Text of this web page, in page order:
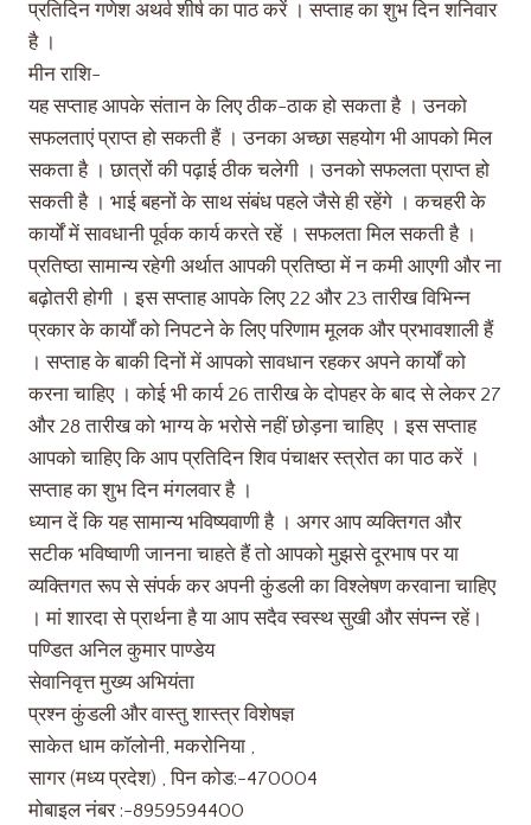
प्रतिदिन गणेश अथर्व शीर्ष का पाठ करें । सप्ताह का शुभ दिन शनिवार
है ।
मीन राशि-
यह सप्ताह आपके संतान के लिए ठीक-ठाक हो सकता है । उनको
सफलताएं प्राप्त हो सकती हैं । उनका अच्छा सहयोग भी आपको मिल
सकता है । छात्रों की पढ़ाई ठीक चलेगी । उनको सफलता प्राप्त हो
सकती है । भाई बहनों के साथ संबंध पहले जैसे ही रहेंगे । कचहरी के
कार्यों में सावधानी पूर्वक कार्य करते रहें । सफलता मिल सकती है ।
प्रतिष्ठा सामान्य रहेगी अर्थात आपकी प्रतिष्ठा में न कमी आएगी और ना
बढ़ोतरी होगी । इस सप्ताह आपके लिए 22 और 23 तारीख विभिन्न
प्रकार के कार्यों को निपटने के लिए परिणाम मूलक और प्रभावशाली हैं
। सप्ताह के बाकी दिनों में आपको सावधान रहकर अपने कार्यों को
करना चाहिए । कोई भी कार्य 26 तारीख के दोपहर के बाद से लेकर 27
और 28 तारीख को भाग्य के भरोसे नहीं छोड़ना चाहिए । इस सप्ताह
आपको चाहिए कि आप प्रतिदिन शिव पंचाक्षर स्त्रोत का पाठ करें ।
सप्ताह का शुभ दिन मंगलवार है ।
ध्यान दें कि यह सामान्य भविष्यवाणी है । अगर आप व्यक्तिगत और
सटीक भविष्वाणी जानना चाहते हैं तो आपको मुझसे दूरभाष पर या
व्यक्तिगत रूप से संपर्क कर अपनी कुंडली का विश्लेषण करवाना चाहिए
। मां शारदा से प्रार्थना है या आप सदैव स्वस्थ सुखी और संपन्न रहें।
पण्डित अनिल कुमार पाण्डेय
सेवानिवृत्त मुख्य अभियंता
प्रश्न कुंडली और वास्तु शास्त्र विशेषज्ञ
साकेत धाम कॉलोनी, मकरोनिया ,
सागर (मध्य प्रदेश) , पिन कोड:-470004
मोबाइल नंबर :-8959594400